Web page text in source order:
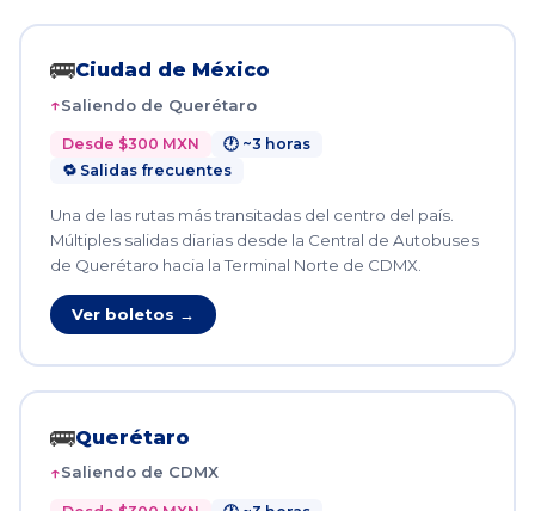
🚌Ciudad de México
Saliendo de Querétaro
Desde $300 MXN
🕐 ~3 horas
🔁 Salidas frecuentes
Una de las rutas más transitadas del centro del país.
Múltiples salidas diarias desde la Central de Autobuses
de Querétaro hacia la Terminal Norte de CDMX.
Ver boletos →
🚌Querétaro
Saliendo de CDMX